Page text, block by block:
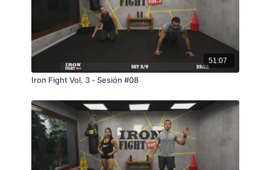
51:07
Iron Fight Vol. 3 - Sesión #08